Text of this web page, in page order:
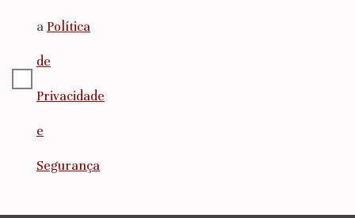
a Política
de
Privacidade
e
Segurança